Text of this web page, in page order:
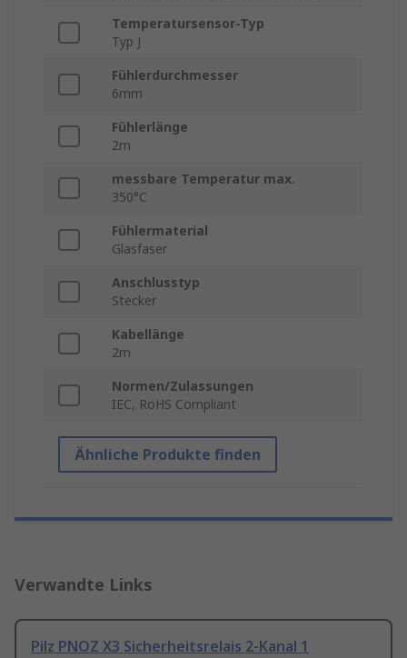
Temperatursensor-Typ
Typ J
Fühlerdurchmesser
6mm
Fühlerlänge
2m
messbare Temperatur max.
350°C
Fühlermaterial
Glasfaser
Anschlusstyp
Stecker
Kabellänge
2m
Normen/Zulassungen
IEC, RoHS Compliant
Ähnliche Produkte finden
Verwandte Links
Pilz PNOZ X3 Sicherheitsrelais 2-Kanal 1